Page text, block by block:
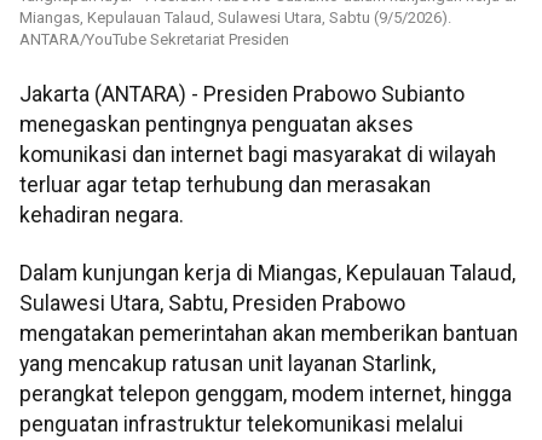
Miangas, Kepulauan Talaud, Sulawesi Utara, Sabtu (9/5/2026).
ANTARA/YouTube Sekretariat Presiden
Jakarta (ANTARA) - Presiden Prabowo Subianto
menegaskan pentingnya penguatan akses
komunikasi dan internet bagi masyarakat di wilayah
terluar agar tetap terhubung dan merasakan
kehadiran negara.
Dalam kunjungan kerja di Miangas, Kepulauan Talaud,
Sulawesi Utara, Sabtu, Presiden Prabowo
mengatakan pemerintahan akan memberikan bantuan
yang mencakup ratusan unit layanan Starlink,
perangkat telepon genggam, modem internet, hingga
penguatan infrastruktur telekomunikasi melalui